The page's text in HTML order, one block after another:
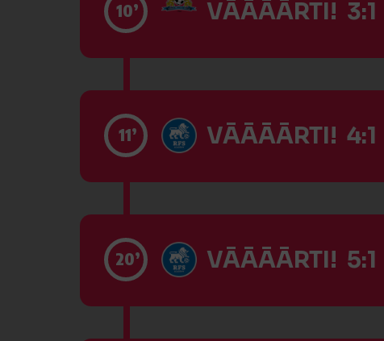
10’ VĀĀĀĀRTI! 3:1
11’ VĀĀĀĀRTI! 4:1
20’ VĀĀĀĀRTI! 5:1